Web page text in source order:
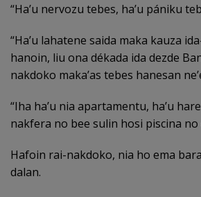
“Ha’u nervozu tebes, ha’u pániku
“Ha’u lahatene saida maka kauza
hanoin, liu ona dékada ida dezde
nakdoko maka’as tebes hanesan
“Iha ha’u nia apartamentu, ha’u
nakfera no bee sulin hosi piscina no
Hafoin rai-nakdoko, nia ho ema
dalan.